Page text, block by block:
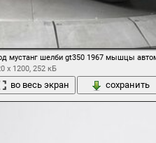
газ волга
мустанг шелби gt350 1967 мышцы
x 1200, 252 кБ
во весь экран сохранить